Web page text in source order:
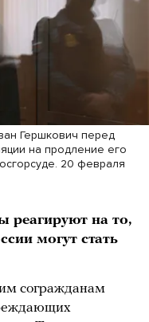
Гершкович перед
на продление его
20 февраля
реагируют на то,
могут стать
согражданам